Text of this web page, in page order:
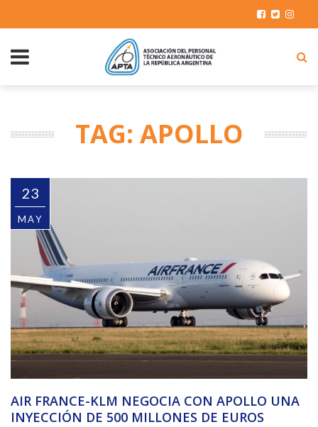
TAG: APOLLO
23
MAY
AIR FRANCE-KLM NEGOCIA CON APOLLO UNA
INYECCIÓN DE 500 MILLONES DE EUROS